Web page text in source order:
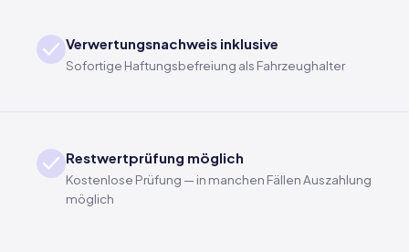
Verwertungsnachweis inklusive
Sofortige Haftungsbefreiung als Fahrzeughalter
Restwertprüfung möglich
Kostenlose Prüfung — in manchen Fällen Auszahlung
möglich